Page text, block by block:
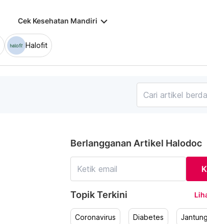
Cek Kesehatan Mandiri keyboard_arrow_down
Halofit
Berlangganan Artikel Halodoc
Topik Terkini
Coronavirus Diabetes Jantung